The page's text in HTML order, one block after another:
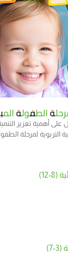
الطفولة
على أهمية تعزيز
التربوية لمرحلة
12)
7)